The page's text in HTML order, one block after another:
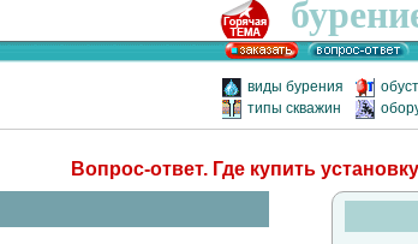
виды бурения
типы скважин
Вопрос-ответ. Где купить